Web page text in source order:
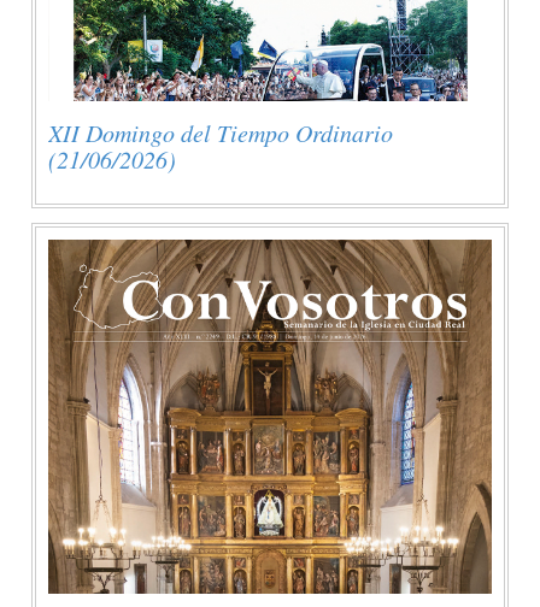
XII Domingo del Tiempo Ordinario
(21/06/2026)